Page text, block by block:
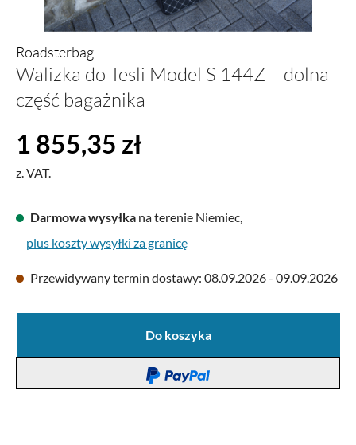
Roadsterbag
Walizka do Tesli Model S 144Z – dolna
część bagażnika
Cena regularna:
1 855,35 zł
z. VAT.
Darmowa wysyłka na terenie Niemiec,
plus koszty wysyłki za granicę
Przewidywany termin dostawy: 08.09.2026 - 09.09.2026
Do koszyka